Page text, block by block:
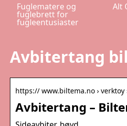
Fuglematere og
fuglebrett for
fugleentusiaster
Alt
Avbitertang
https:// www.biltema.no › verktoy
Avbitertang –